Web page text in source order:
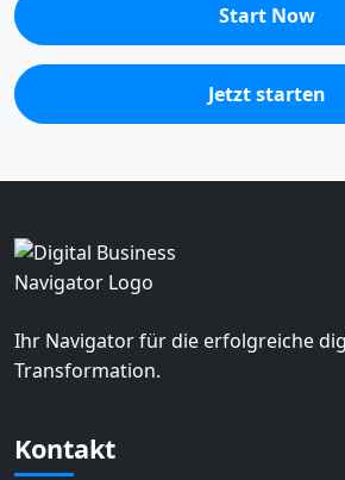
Start Now
Jetzt starten
Ihr Navigator für die erfolgreiche
Transformation.
Kontakt